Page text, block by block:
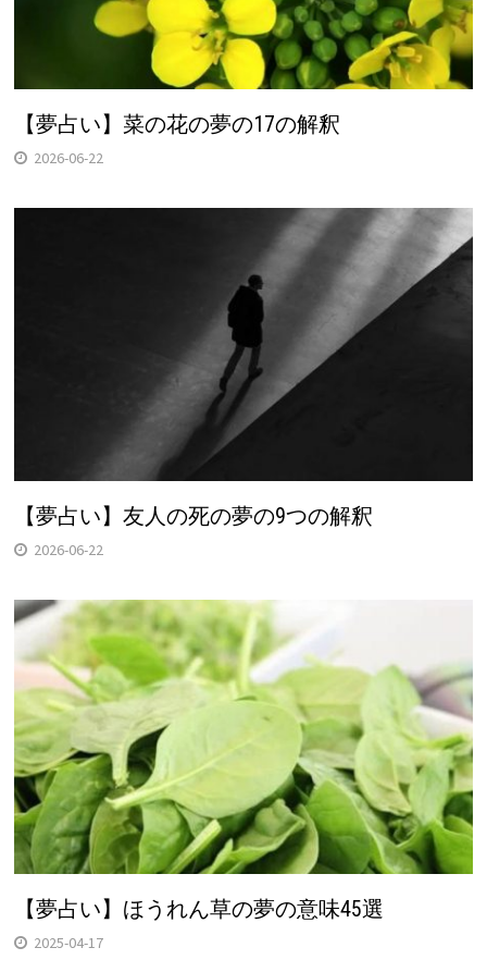
【夢占い】菜の花の夢の17の解釈
2026-06-22
【夢占い】友人の死の夢の9つの解釈
2026-06-22
【夢占い】ほうれん草の夢の意味45選
2025-04-17